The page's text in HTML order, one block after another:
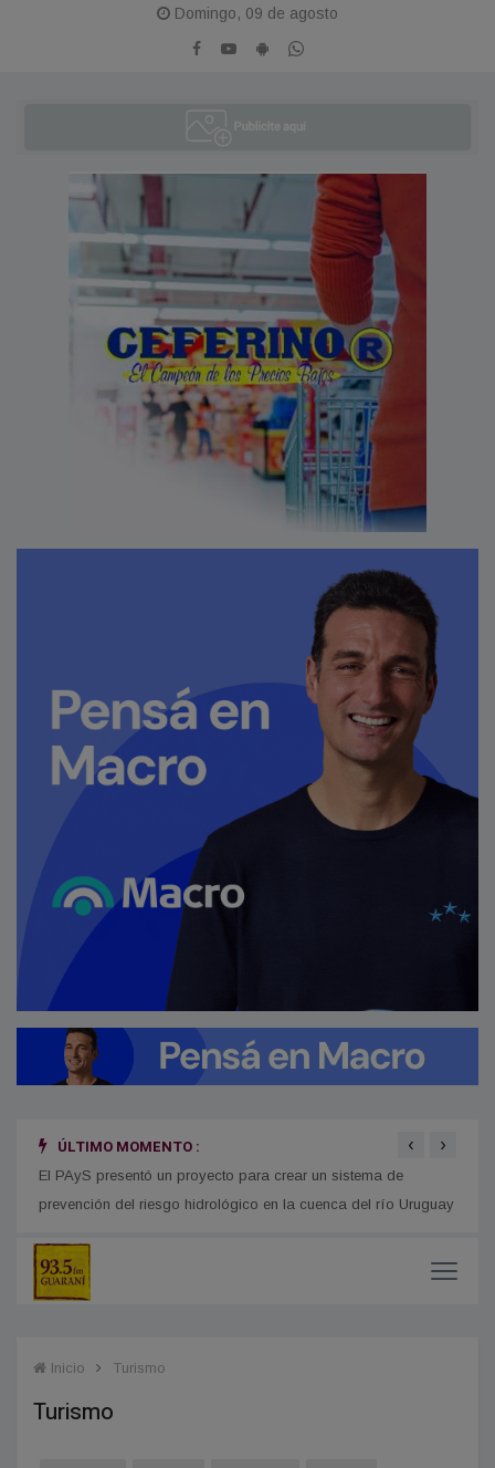
Domingo, 09 de agosto
ÚLTIMO MOMENTO :
El PAyS presentó un proyecto para crear un sistema de
prevención del riesgo hidrológico en la cuenca del río Uruguay
‹ ›
Inicio Turismo
Turismo